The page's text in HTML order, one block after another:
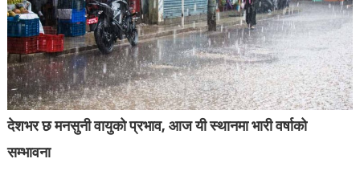
देशभर छ मनसुनी वायुको प्रभाव, आज यी स्थानमा भारी वर्षाको
सम्भावना